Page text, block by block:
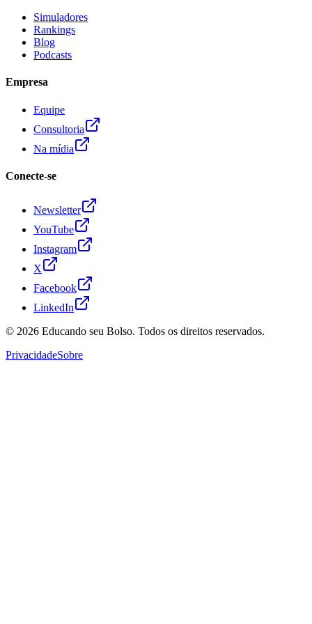
Simuladores
Rankings
Blog
Podcasts
Empresa
Equipe
Consultoria
Na mídia
Conecte-se
Newsletter
YouTube
Instagram
X
Facebook
LinkedIn
© 2026 Educando seu Bolso. Todos os direitos reservados.
PrivacidadeSobre